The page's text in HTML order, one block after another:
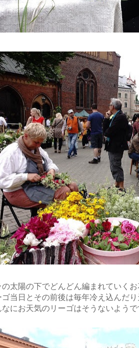
の太陽の下でどんどん編まれていく
ゴ当日とその前後は毎年冷え込んだ
にお天気のリーゴはそうないようで